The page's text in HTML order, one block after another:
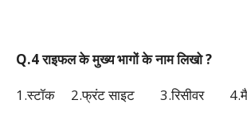
Q.4 राइफल के मुख्य भागों के नाम लिखो
1.स्टॉक 2.फ्रंट साइट 3.रिसीवर